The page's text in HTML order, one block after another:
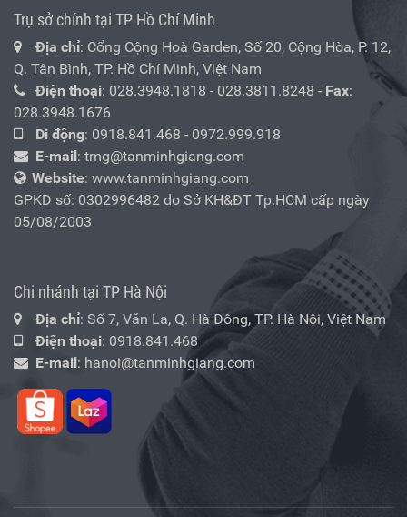
Trụ sở chính tại TP Hồ Chí Minh
Địa chỉ: Cổng Cộng Hoà Garden, Số 20, Cộng Hòa, P. 12,
Q. Tân Bình, TP. Hồ Chí Minh, Việt Nam
Điện thoại: 028.3948.1818 - 028.3811.8248 - Fax:
028.3948.1676
Di động: 0918.841.468 - 0972.999.918
E-mail : tmg@tanminhgiang.com
Website: www.tanminhgiang.com
GPKD số: 0302996482 do Sở KH&ĐT Tp.HCM cấp ngày
05/08/2003
Chi nhánh tại TP Hà Nội
Địa chỉ: Số 7, Văn La, Q. Hà Đông, TP. Hà Nội, Việt Nam
Điện thoại: 0918.841.468
E-mail : hanoi@tanminhgiang.com